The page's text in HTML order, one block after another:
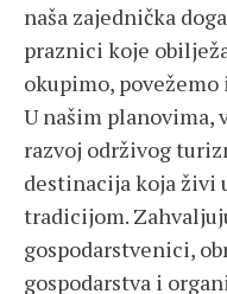
naša zajednička
praznici koje
okupimo,
U našim planovima,
razvoj održivog
destinacija koja živi
tradicijom.
gospodarstvenici,
gospodarstva i